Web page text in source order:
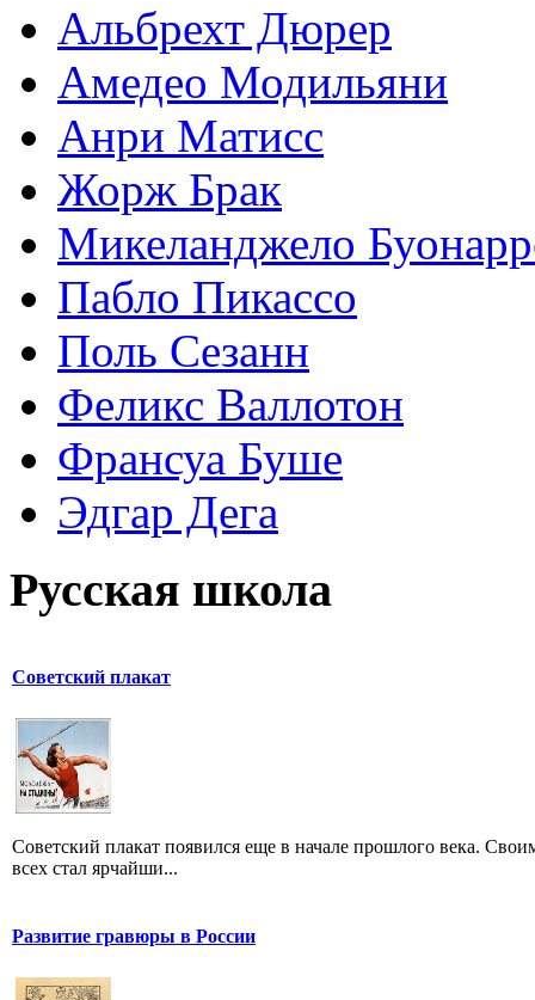
Альбрехт Дюрер
Амедео Модильяни
Анри Матисс
Жорж Брак
Микеланджело
Пабло Пикассо
Поль Сезанн
Феликс Валлотон
Франсуа Буше
Эдгар Дега
Русская школа
Советский плакат
Советский плакат появился еще в начале прошлого века.
всех стал ярчайши...
Развитие гравюры в России